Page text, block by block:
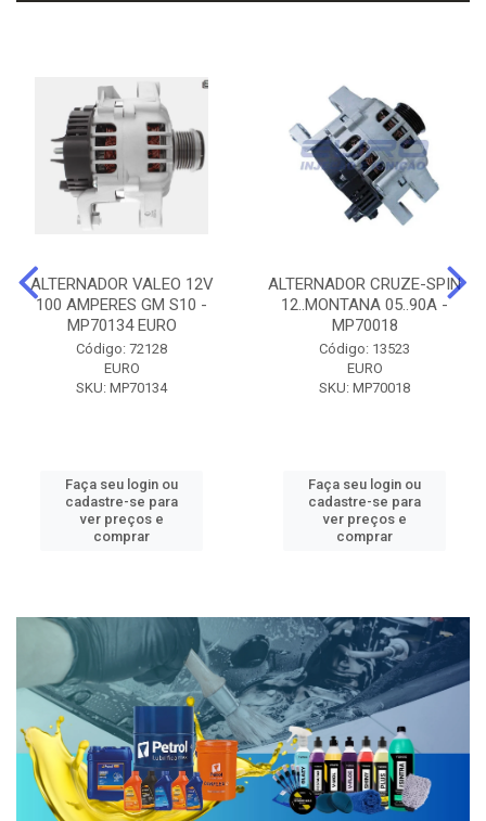
ALTERNADOR VALEO 12V
100 AMPERES GM S10 -
MP70134 EURO
Código: 72128
EURO
SKU: MP70134
Faça seu login ou
cadastre-se para
ver preços e
comprar
ALTERNADOR CRUZE-SPIN
12..MONTANA 05..90A -
MP70018
Código: 13523
EURO
SKU: MP70018
Faça seu login ou
cadastre-se para
ver preços e
comprar